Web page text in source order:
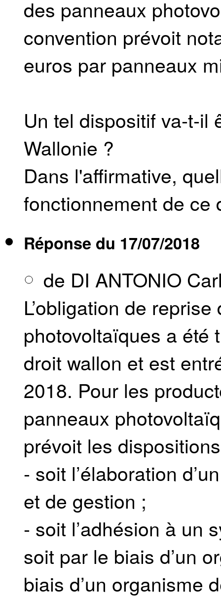
des panneaux
convention prévoit
euros par panneaux
Un tel dispositif va-t-il
Wallonie ?
Dans l'affirmative,
fonctionnement de ce
Réponse du 17/07/2018
de DI ANTONIO
L’obligation de
photovoltaïques a été
droit wallon et est
2018. Pour les
panneaux
prévoit les
- soit l’élaboration
et de gestion ;
- soit l’adhésion à un
soit par le biais d’un
biais d’un organisme